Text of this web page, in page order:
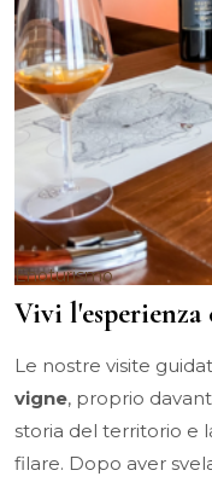
Enoturismo
Vivi
Le nostre visite
vigne, proprio
storia del territorio e
filare. Dopo aver